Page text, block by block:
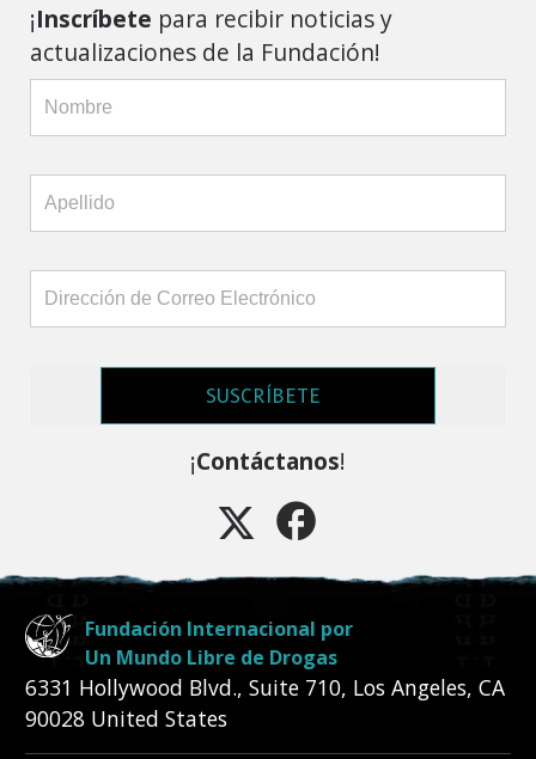
¡Inscríbete para recibir noticias y
actualizaciones de la Fundación!
SUSCRÍBETE
¡Contáctanos!
Fundación Internacional por
Un Mundo Libre de Drogas
6331 Hollywood Blvd., Suite 710, Los Angeles, CA
90028 United States